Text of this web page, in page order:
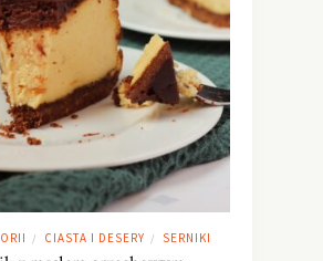
/ CIASTA I DESERY / SERNIKI